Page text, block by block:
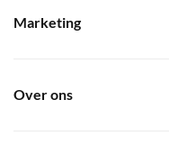
Marketing
Over ons